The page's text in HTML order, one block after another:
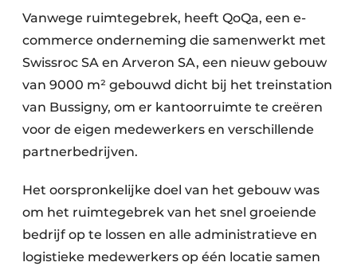
Vanwege ruimtegebrek, heeft QoQa, een e-
commerce onderneming die samenwerkt met
Swissroc SA en Arveron SA, een nieuw gebouw
van 9000 m² gebouwd dicht bij het treinstation
van Bussigny, om er kantoorruimte te creëren
voor de eigen medewerkers en verschillende
partnerbedrijven.
Het oorspronkelijke doel van het gebouw was
om het ruimtegebrek van het snel groeiende
bedrijf op te lossen en alle administratieve en
logistieke medewerkers op één locatie samen